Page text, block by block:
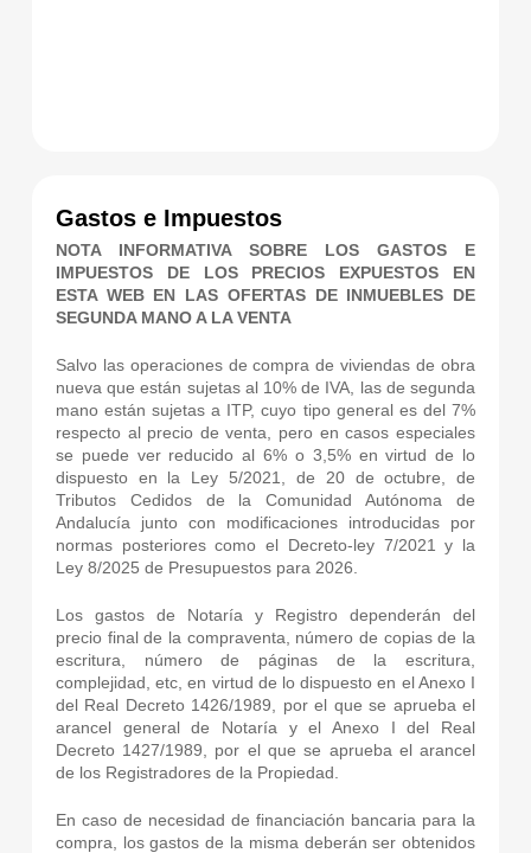
Gastos e Impuestos
NOTA INFORMATIVA SOBRE LOS GASTOS E
IMPUESTOS DE LOS PRECIOS EXPUESTOS EN
ESTA WEB EN LAS OFERTAS DE INMUEBLES DE
SEGUNDA MANO A LA VENTA
Salvo las operaciones de compra de viviendas de obra
nueva que están sujetas al 10% de IVA, las de segunda
mano están sujetas a ITP, cuyo tipo general es del 7%
respecto al precio de venta, pero en casos especiales
se puede ver reducido al 6% o 3,5% en virtud de lo
dispuesto en la Ley 5/2021, de 20 de octubre, de
Tributos Cedidos de la Comunidad Autónoma de
Andalucía junto con modificaciones introducidas por
normas posteriores como el Decreto-ley 7/2021 y la
Ley 8/2025 de Presupuestos para 2026.
Los gastos de Notaría y Registro dependerán del
precio final de la compraventa, número de copias de la
escritura, número de páginas de la escritura,
complejidad, etc, en virtud de lo dispuesto en el Anexo I
del Real Decreto 1426/1989, por el que se aprueba el
arancel general de Notaría y el Anexo I del Real
Decreto 1427/1989, por el que se aprueba el arancel
de los Registradores de la Propiedad.
En caso de necesidad de financiación bancaria para la
compra, los gastos de la misma deberán ser obtenidos